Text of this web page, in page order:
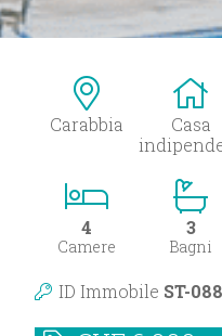
Carabbia
Casa
4
Camere
3
Bagni
ID Immobile ST-088